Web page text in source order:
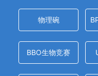
物理碗
BBO生物竞赛